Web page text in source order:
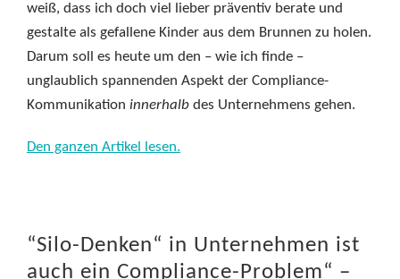
weiß, dass ich doch viel lieber präventiv berate und
gestalte als gefallene Kinder aus dem Brunnen zu holen.
Darum soll es heute um den – wie ich finde –
unglaublich spannenden Aspekt der Compliance-
Kommunikation innerhalb des Unternehmens gehen.
Den ganzen Artikel lesen.
“Silo-Denken“ in Unternehmen ist
auch ein Compliance-Problem“ –